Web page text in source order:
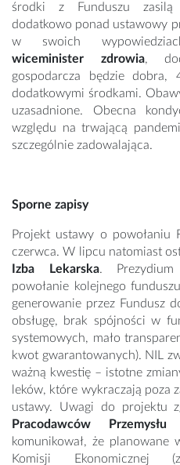
środki z Funduszu
dodatkowo ponad ustawowy
w swoich
wiceminister zdrowia,
gospodarcza będzie
dodatkowymi środkami.
uzasadnione. Obecna
względu na trwającą
szczególnie zadowalająca.
Sporne zapisy
Projekt ustawy o powołaniu
czerwca. W lipcu natomiast
Izba Lekarska.
powołanie kolejnego
generowanie przez Fundusz
obsługę, brak spójności w
systemowych, mało
kwot gwarantowanych). NIL
ważną kwestię – istotne
leków, które wykraczają poza
ustawy. Uwagi do projektu
Pracodawców Przemysłu
komunikował, że
Komisji Ekonomicznej